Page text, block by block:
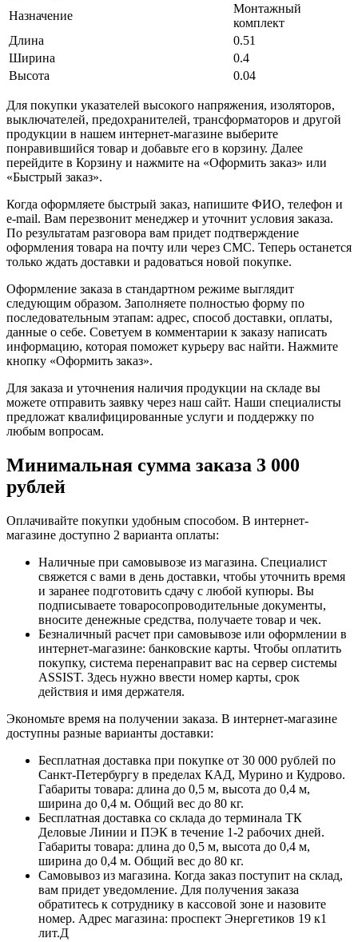
Назначение
Монтажный
комплект
Длина
0.51
Ширина
0.4
Высота
0.04
Для покупки указателей высокого напряжения, изоляторов,
выключателей, предохранителей, трансформаторов и другой
продукции в нашем интернет-магазине выберите
понравившийся товар и добавьте его в корзину. Далее
перейдите в Корзину и нажмите на «Оформить заказ» или
«Быстрый заказ».
Когда оформляете быстрый заказ, напишите ФИО, телефон и
e-mail. Вам перезвонит менеджер и уточнит условия заказа.
По результатам разговора вам придет подтверждение
оформления товара на почту или через СМС. Теперь останется
только ждать доставки и радоваться новой покупке.
Оформление заказа в стандартном режиме выглядит
следующим образом. Заполняете полностью форму по
последовательным этапам: адрес, способ доставки, оплаты,
данные о себе. Советуем в комментарии к заказу написать
информацию, которая поможет курьеру вас найти. Нажмите
кнопку «Оформить заказ».
Для заказа и уточнения наличия продукции на складе вы
можете отправить заявку через наш сайт. Наши специалисты
предложат квалифицированные услуги и поддержку по
любым вопросам.
Минимальная сумма заказа 3 000
рублей
Оплачивайте покупки удобным способом. В интернет-
магазине доступно 2 варианта оплаты:
Наличные при самовывозе из магазина. Специалист
свяжется с вами в день доставки, чтобы уточнить время
и заранее подготовить сдачу с любой купюры. Вы
подписываете товаросопроводительные документы,
вносите денежные средства, получаете товар и чек.
Безналичный расчет при самовывозе или оформлении в
интернет-магазине: банковские карты. Чтобы оплатить
покупку, система перенаправит вас на сервер системы
ASSIST. Здесь нужно ввести номер карты, срок
действия и имя держателя.
Экономьте время на получении заказа. В интернет-магазине
доступны разные варианты доставки:
Бесплатная доставка при покупке от 30 000 рублей по
Санкт-Петербургу в пределах КАД, Мурино и Кудрово.
Габариты товара: длина до 0,5 м, высота до 0,4 м,
ширина до 0,4 м. Общий вес до 80 кг.
Бесплатная доставка со склада до терминала ТК
Деловые Линии и ПЭК в течение 1-2 рабочих дней.
Габариты товара: длина до 0,5 м, высота до 0,4 м,
ширина до 0,4 м. Общий вес до 80 кг.
Самовывоз из магазина. Когда заказ поступит на склад,
вам придет уведомление. Для получения заказа
обратитесь к сотруднику в кассовой зоне и назовите
номер. Адрес магазина: проспект Энергетиков 19 к1
лит.Д